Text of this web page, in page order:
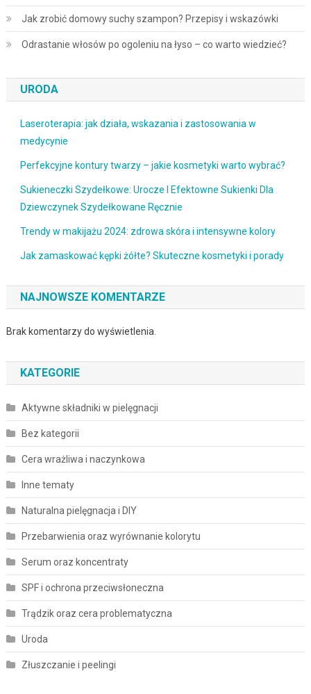
Jak zrobić domowy suchy szampon? Przepisy i wskazówki
Odrastanie włosów po ogoleniu na łyso – co warto wiedzieć?
URODA
Laseroterapia: jak działa, wskazania i zastosowania w
medycynie
Perfekcyjne kontury twarzy – jakie kosmetyki warto wybrać?
Sukieneczki Szydełkowe: Urocze I Efektowne Sukienki Dla
Dziewczynek Szydełkowane Ręcznie
Trendy w makijażu 2024: zdrowa skóra i intensywne kolory
Jak zamaskować kępki żółte? Skuteczne kosmetyki i porady
NAJNOWSZE KOMENTARZE
Brak komentarzy do wyświetlenia.
KATEGORIE
Aktywne składniki w pielęgnacji
Bez kategorii
Cera wrażliwa i naczynkowa
Inne tematy
Naturalna pielęgnacja i DIY
Przebarwienia oraz wyrównanie kolorytu
Serum oraz koncentraty
SPF i ochrona przeciwsłoneczna
Trądzik oraz cera problematyczna
Uroda
Złuszczanie i peelingi